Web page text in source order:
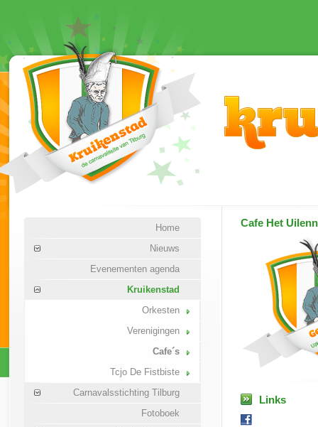
Home
Nieuws
Evenementen agenda
Kruikenstad
Orkesten
Verenigingen
Cafe´s
Tcjo De Fistbiste
Carnavalsstichting Tilburg
Fotoboek
Cafe Het
Links